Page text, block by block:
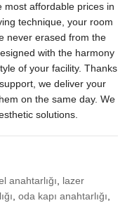
most affordable prices in
technique, your room
never erased from the
with the harmony
of your facility. Thanks
we deliver your
on the same day. We
solutions.
anahtarlığı
lazer
oda kapı anahtarlığı